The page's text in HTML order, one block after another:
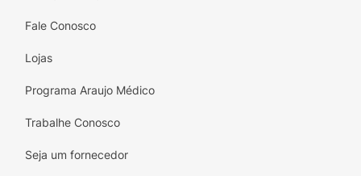
Para delinear, molhe levemente o pincel
e aplique seu delineador ou sombra
Para as sobrancelhas, utilize o pincel
com um produto específico para
natural dos
Fale Conosco
Lojas
Programa Araujo Médico
Trabalhe Conosco
Seja um fornecedor